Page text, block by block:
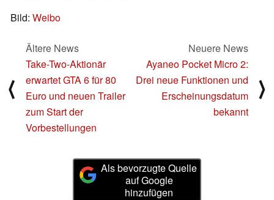
Bild: Weibo
⟨
Ältere News
Take-Two-Aktionär
erwartet GTA 6 für 80
Euro und neuen Trailer
zum Start der
Vorbestellungen
Neuere News
Ayaneo Pocket Micro 2:
Drei neue Funktionen und
Erscheinungsdatum
bekannt
⟩
Als bevorzugte Quelle
auf Google
hinzufügen